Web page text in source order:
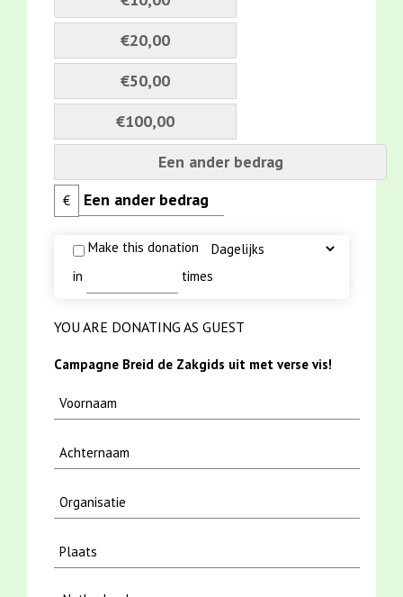
€20,00
€50,00
€100,00
Een ander bedrag
€
Make this donation
in
times
YOU ARE DONATING AS GUEST
Campagne Breid de Zakgids uit met verse vis!